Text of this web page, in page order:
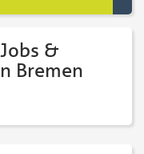
&
Bremen